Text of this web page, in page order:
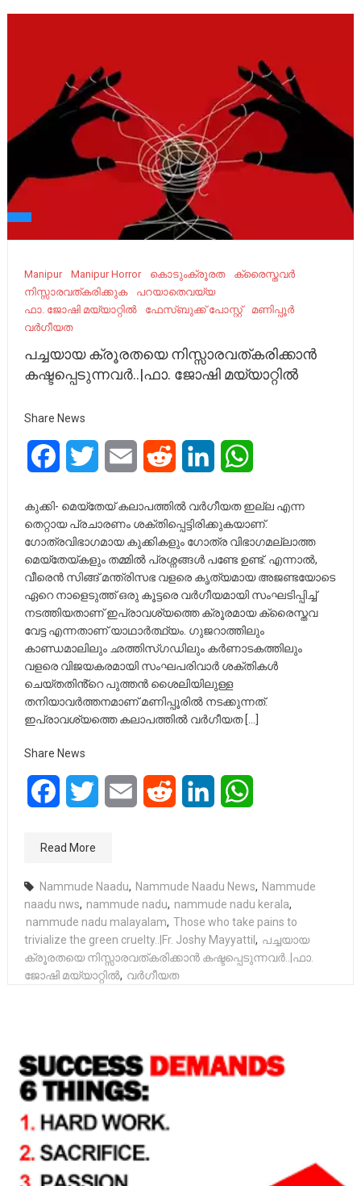
Manipur Manipur Horror കൊടുംക്രൂരത
ക്രൈസ്തവർ
നിസ്സാരവത്കരിക്കുക
പറയാതെവയ്യ
ഫാ. ജോഷി മയ്യാറ്റിൽ
ഫേസ്ബുക്ക് പോസ്റ്റ്
മണിപ്പൂർ
വർഗീയത
പച്ചയായ ക്രൂരതയെ നിസ്സാരവത്കരിക്കാൻ
കഷ്ടപ്പെടുന്നവർ..|ഫാ. ജോഷി മയ്യാറ്റിൽ
Share News
FacebookTwitter Email Reddit LinkedIn
കുക്കി- മെയ്തേയ് കലാപത്തിൽ വർഗീയത ഇല്ല എന്ന
തെറ്റായ പ്രചാരണം ശക്തിപ്പെട്ടിരിക്കുകയാണ്.
ഗോത്രവിഭാഗമായ കുക്കികളും ഗോത്ര വിഭാഗമല്ലാത്ത
മെയ്തേയ്കളും തമ്മിൽ പ്രശ്നങ്ങൾ പണ്ടേ ഉണ്ട്. എന്നാൽ,
വീരെൻ സിങ്ങ് മന്ത്രിസഭ വളരെ കൃത്യമായ അജണ്ടയോടെ
ഏറെ നാളെടുത്ത് ഒരു കൂട്ടരെ വർഗീയമായി സംഘടിപ്പിച്ച്
നടത്തിയതാണ് ഇപ്രാവശ്യത്തെ ക്രൂരമായ ക്രൈസ്തവ
വേട്ട എന്നതാണ് യാഥാർത്ഥ്യം. ഗുജറാത്തിലും
കാണ്ഡമാലിലും ഛത്തിസ്ഗഡിലും കർണാടകത്തിലും
വളരെ വിജയകരമായി സംഘപരിവാർ ശക്തികൾ
ചെയ്തതിൻ്റെ പുത്തൻ ശൈലിയിലുള്ള
തനിയാവർത്തനമാണ് മണിപ്പൂരിൽ നടക്കുന്നത്.
ഇപ്രാവശ്യത്തെ കലാപത്തിൽ വർഗീയത […]
Share News
FacebookTwitter Email Reddit LinkedIn
Read More
Nammude Naadu, Nammude Naadu News, Nammude
naadu nws, nammude nadu, nammude nadu kerala,
nammude nadu malayalam, Those who take pains to
trivialize the green cruelty..|Fr. Joshy Mayyattil, പച്ചയായ
ക്രൂരതയെ നിസ്സാരവത്കരിക്കാൻ കഷ്ടപ്പെടുന്നവർ..|ഫാ.
ജോഷി മയ്യാറ്റിൽ, വർഗീയത